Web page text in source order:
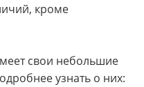
кроме
свои небольшие
узнать о них: